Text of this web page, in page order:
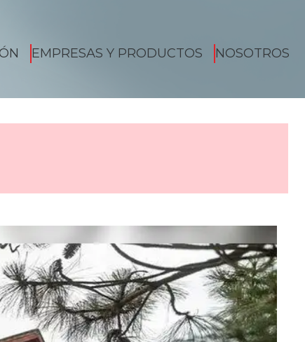
EMPRESAS Y PRODUCTOS NOSOTROS